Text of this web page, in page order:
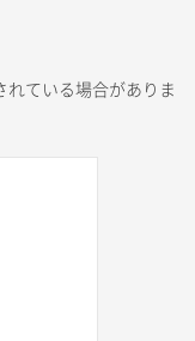
れている場合がありま